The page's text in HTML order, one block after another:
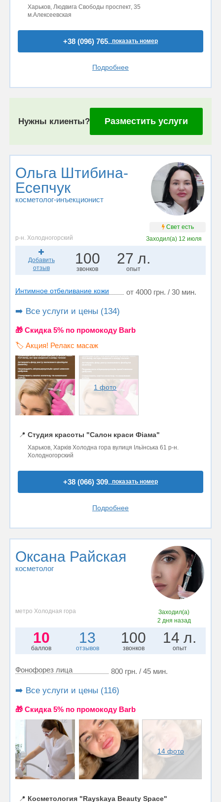
Харьков, Людвига Свободы проспект, 35
м.Алексеевская
+38 (096) 765..показать номер
Подробнее
Нужны клиенты? Разместить услуги
Ольга Штибина-
Есепчук
косметолог-инъекционист
Свет есть
р-н. Холодногорский
Заходил(а) 12 июля
Добавить
отзыв
100
звонков
27 л.
опыт
Интимное отбеливание кожи от 4000 грн. / 30 мин.
➡️ Все услуги и цены (134)
🎁 Cкидка 5% по промокоду Barb
🏷️ Акция! Релакс масаж
1 фото
📍 Студия красоты "Салон краси Фіама"
Харьков, Харків Холодна гора вулиця Ільїнська 61 р-н.
Холодногорский
+38 (066) 309..показать номер
Подробнее
Оксана Райская
косметолог
метро Холодная гора
Заходил(а)
2 дня назад
10
баллов
13
отзывов
100
звонков
14 л.
опыт
Фонофорез лица 800 грн. / 45 мин.
➡️ Все услуги и цены (116)
🎁 Cкидка 5% по промокоду Barb
14 фото
📍 Косметология "Rayskaya Beauty Space"